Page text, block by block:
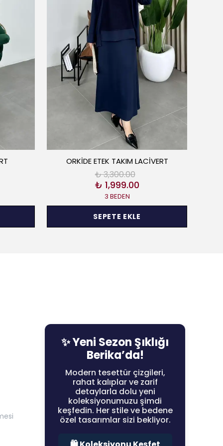
ORKİDE ETEK TAKIM LACİVERT
₺ 3,300.00
₺ 1,999.00
3 BEDEN
SEPETE EKLE
✨ Yeni Sezon Şıklığı
Berika’da!
Modern tesettür çizgileri,
rahat kalıplar ve zarif
detaylarla dolu yeni
koleksiyonumuzu şimdi
keşfedin. Her stile ve bedene
özel tasarımlar sizi bekliyor.